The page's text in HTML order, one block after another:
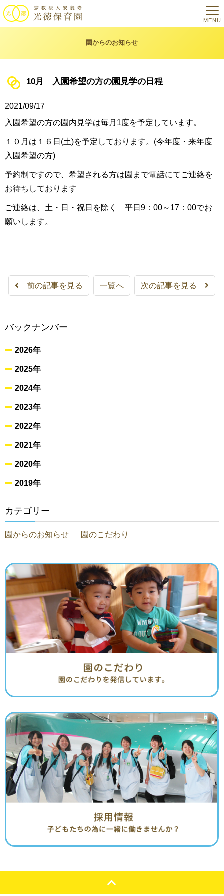
MENU
園からのお知らせ
10月 入園希望の方の園見学の日程
2021/09/17
入園希望の方の園内見学は毎月1度を予定しています。
１０月は１６日(土)を予定しております。(今年度・来年度
入園希望の方)
予約制ですので、希望される方は園まで電話にてご連絡を
お待ちしております
ご連絡は、土・日・祝日を除く 平日9：00～17：00でお
願いします。
前の記事を見る 一覧へ 次の記事を見る
バックナンバー
2026年
2025年
2024年
2023年
2022年
2021年
2020年
2019年
カテゴリー
園からのお知らせ 園のこだわり